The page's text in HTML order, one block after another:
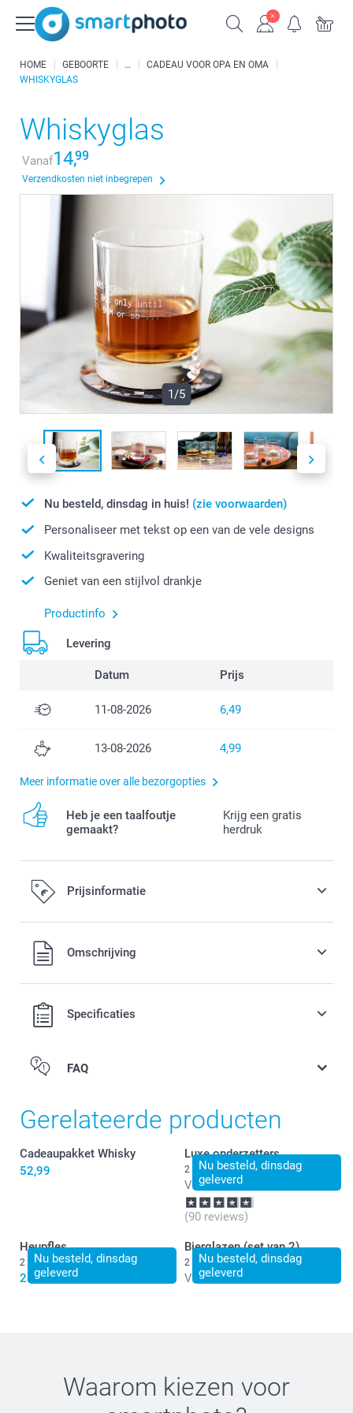
HOME GEBOORTE
CADEAU VOOR OPA EN OMA
WHISKYGLAS
Whiskyglas
Vanaf14,99
Verzendkosten niet inbegrepen
1/5
Nu besteld, dinsdag in huis! (zie voorwaarden)
Personaliseer met tekst op een van de vele designs
Kwaliteitsgravering
Geniet van een stijlvol drankje
Productinfo
Levering
Datum Prijs
11-08-2026 6,49
13-08-2026 4,99
Meer informatie over alle bezorgopties
Heb je een taalfoutje
gemaakt?
Krijg een gratis
herdruk
Prijsinformatie
Alle prijzen zijn in EURO (€) inclusief BTW en exclusief
verzendkosten.Omschrijving
Specificaties
FAQ
Gerelateerde producten
Cadeaupakket Whisky
52,99
Nu besteld, dinsdag
geleverd
Luxe onderzetters
2 varianten
Vanaf 24,99
(90 reviews)
Nu besteld, dinsdag
geleverd
Heupfles
2 varianten
23,99
Nu besteld, dinsdag
geleverd
Bierglazen (set van 2)
2 varianten
Vanaf 19,99
Waarom kiezen voor